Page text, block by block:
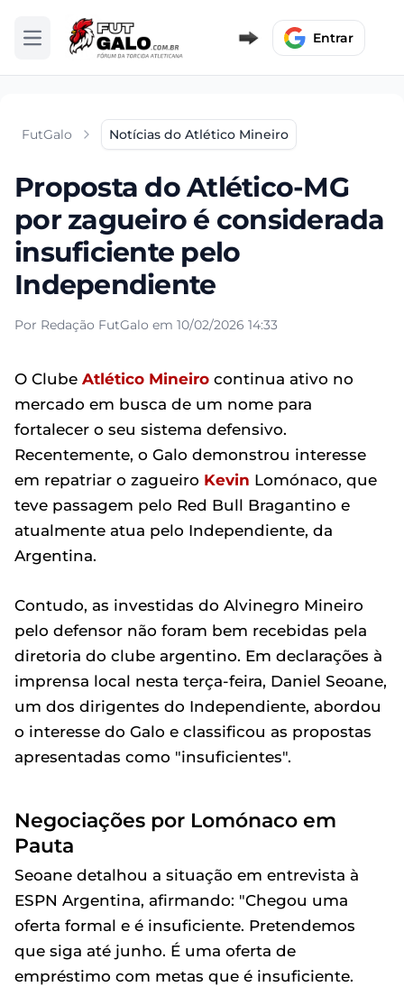
Abrir menu Entrar
FutGalo Notícias do Atlético Mineiro
Proposta do Atlético-MG
por zagueiro é considerada
insuficiente pelo
Independiente
Por Redação FutGalo em 10/02/2026 14:33
O Clube Atlético Mineiro continua ativo no
mercado em busca de um nome para
fortalecer o seu sistema defensivo.
Recentemente, o Galo demonstrou interesse
em repatriar o zagueiro Kevin Lomónaco, que
teve passagem pelo Red Bull Bragantino e
atualmente atua pelo Independiente, da
Argentina.
Contudo, as investidas do Alvinegro Mineiro
pelo defensor não foram bem recebidas pela
diretoria do clube argentino. Em declarações à
imprensa local nesta terça-feira, Daniel Seoane,
um dos dirigentes do Independiente, abordou
o interesse do Galo e classificou as propostas
apresentadas como "insuficientes".
Negociações por Lomónaco em
Pauta
Seoane detalhou a situação em entrevista à
ESPN Argentina, afirmando: "Chegou uma
oferta formal e é insuficiente. Pretendemos
que siga até junho. É uma oferta de
empréstimo com metas que é insuficiente.